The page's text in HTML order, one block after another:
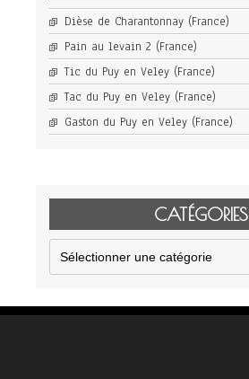
Dièse de Charantonnay (France)
Pain au levain 2 (France)
Tic du Puy en Veley (France)
Tac du Puy en Veley (France)
Gaston du Puy en Veley (France)
CATÉGORIES
Catégories